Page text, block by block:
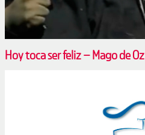
Hoy toca ser feliz – Mago de Oz